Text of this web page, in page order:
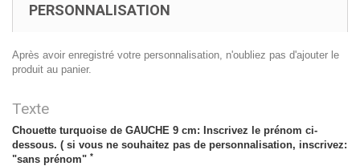
PERSONNALISATION
Après avoir enregistré votre personnalisation, n'oubliez pas d'ajouter le
produit au panier.
Texte
Chouette turquoise de GAUCHE 9 cm: Inscrivez le prénom ci-
dessous. ( si vous ne souhaitez pas de personnalisation, inscrivez:
"sans prénom" *